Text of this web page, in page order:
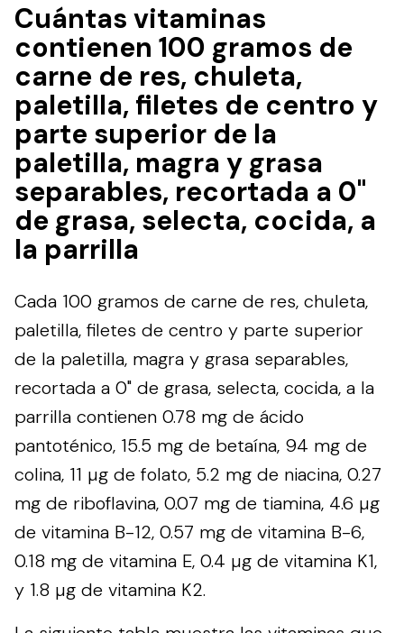
Cuántas vitaminas
contienen 100 gramos de
carne de res, chuleta,
paletilla, filetes de centro y
parte superior de la
paletilla, magra y grasa
separables, recortada a 0"
de grasa, selecta, cocida, a
la parrilla
Cada 100 gramos de carne de res, chuleta,
paletilla, filetes de centro y parte superior
de la paletilla, magra y grasa separables,
recortada a 0" de grasa, selecta, cocida, a la
parrilla contienen 0.78 mg de ácido
pantoténico, 15.5 mg de betaína, 94 mg de
colina, 11 µg de folato, 5.2 mg de niacina, 0.27
mg de riboflavina, 0.07 mg de tiamina, 4.6 µg
de vitamina B-12, 0.57 mg de vitamina B-6,
0.18 mg de vitamina E, 0.4 µg de vitamina K1,
y 1.8 µg de vitamina K2.